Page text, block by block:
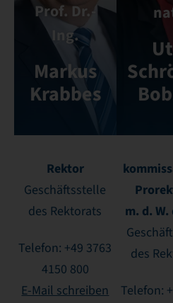
Prof. Dr.-
Ing.
Markus
Krabbes
Rektor
Geschäftsstelle
des Rektorats
Telefon: +49 3763
4150 800
E-Mail schreiben
m. d. W.
des
Telefon: